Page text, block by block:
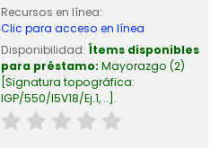
Recursos en línea:
Clic para acceso en línea
Disponibilidad: Ítems disponibles
para préstamo: Mayorazgo (2)
Signatura topográfica:
IGP/550/I5V18/Ej.1, .. .